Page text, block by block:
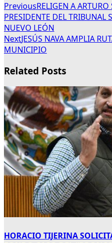
PreviousRELIGEN A
PRESIDENTE DEL TRIBUNAL
NUEVO LEÓN
NextJESÚS NAVA AMPLIA
MUNICIPIO
Related Posts
HORACIO TIJERINA